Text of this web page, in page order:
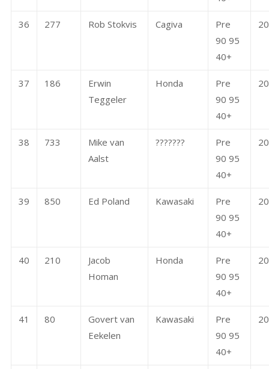
36 277 Rob Stokvis Cagiva
Pre
90 95
40+
37 186
Erwin
Teggeler
Honda
Pre
90 95
40+
38 733
Mike van
Aalst
???????
Pre
90 95
40+
39 850 Ed Poland Kawasaki
Pre
90 95
40+
40 210
Jacob
Homan
Honda
Pre
90 95
40+
41 80
Govert van
Eekelen
Kawasaki
Pre
90 95
40+